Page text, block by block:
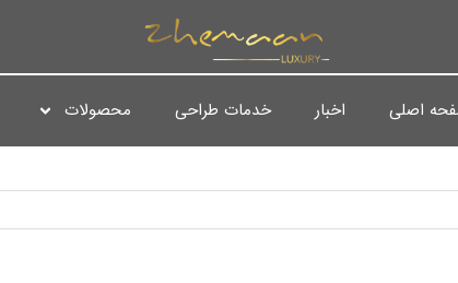
اصلی اخبار خدمات طراحی محصولات